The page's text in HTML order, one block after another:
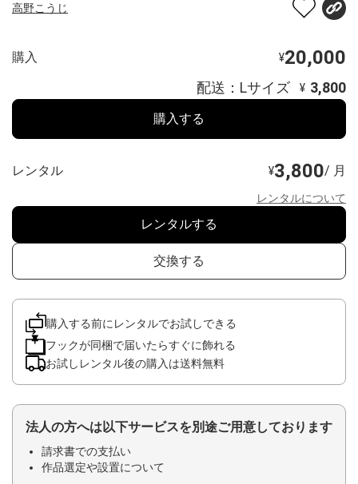
高野こうじ
購入 ¥20,000
配送：Lサイズ ¥ 3,800
購入する
レンタル ¥3,800/ 月
レンタルについて
レンタルする
交換する
購入する前にレンタルでお試しできる
フックが同梱で届いたらすぐに飾れる
お試しレンタル後の購入は送料無料
法人の方へは以下サービスを別途ご用意しております
請求書での支払い
作品選定や設置について